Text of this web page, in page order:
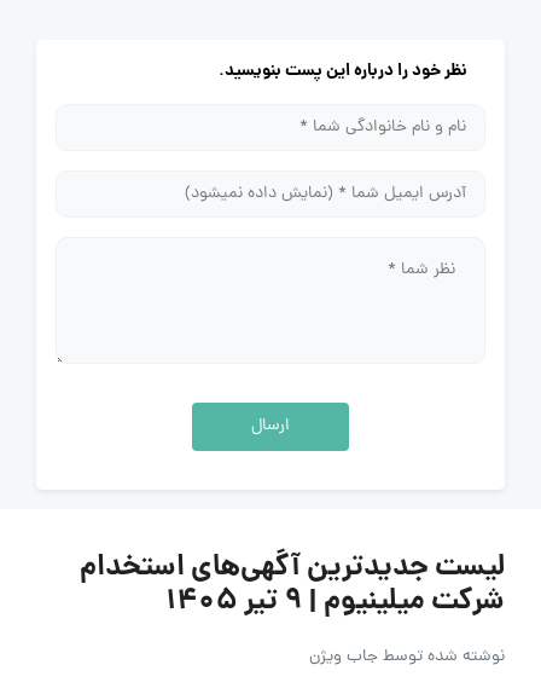
نظر خود را درباره این پست بنویسید.
ارسال
لیست جدیدترین آگهی‌های استخدام
شرکت میلینیوم | ۹ تیر ۱۴۰۵
نوشته شده توسطجاب ویژن